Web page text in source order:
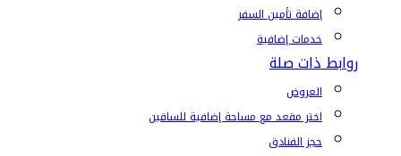
إضافة تأمين السفر
خدمات إضافية
روابط ذات صلة
العروض
اختر مقعد مع مساحة إضافية للساقين
حجز الفنادق